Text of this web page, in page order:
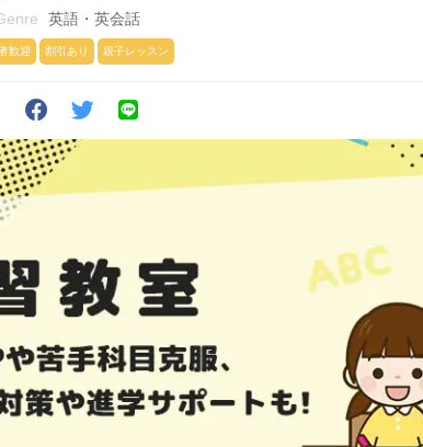
英語・英会話
歓迎 割引あり 親子レッスン